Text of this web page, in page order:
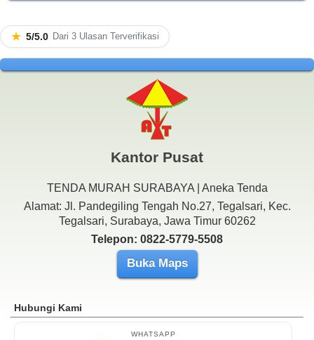
★ 5/5.0 Dari 3 Ulasan Terverifikasi
Kantor Pusat
TENDA MURAH SURABAYA | Aneka Tenda
Alamat: Jl. Pandegiling Tengah No.27, Tegalsari, Kec.
Tegalsari, Surabaya, Jawa Timur 60262
Telepon: 0822-5779-5508
Buka Maps
Hubungi Kami
WHATSAPP